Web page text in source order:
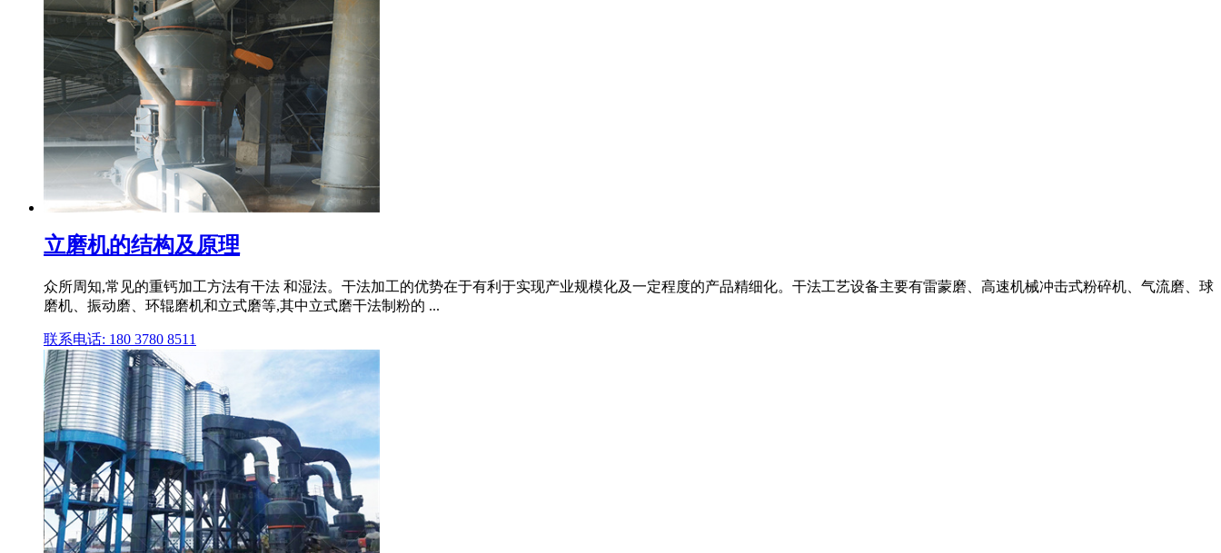
立磨机的结构及原理
众所周知,常见的重钙加工方法有干法 和湿法。干法加工的优势在于有利于实现产业规模化及一定程度的产品精细化。干法工艺设备主要有雷蒙磨、高速机械冲击式粉碎机、气流磨、球
磨机、振动磨、环辊磨机和立式磨等,其中立式磨干法制粉的 ...
联系电话: 180 3780 8511